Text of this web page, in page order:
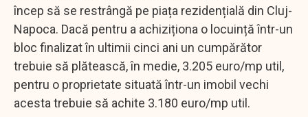
încep să se restrângă pe piața rezidențială din Cluj-
Napoca. Dacă pentru a achiziționa o locuință într-un
bloc finalizat în ultimii cinci ani un cumpărător
trebuie să plătească, în medie, 3.205 euro/mp util,
pentru o proprietate situată într-un imobil vechi
acesta trebuie să achite 3.180 euro/mp util.